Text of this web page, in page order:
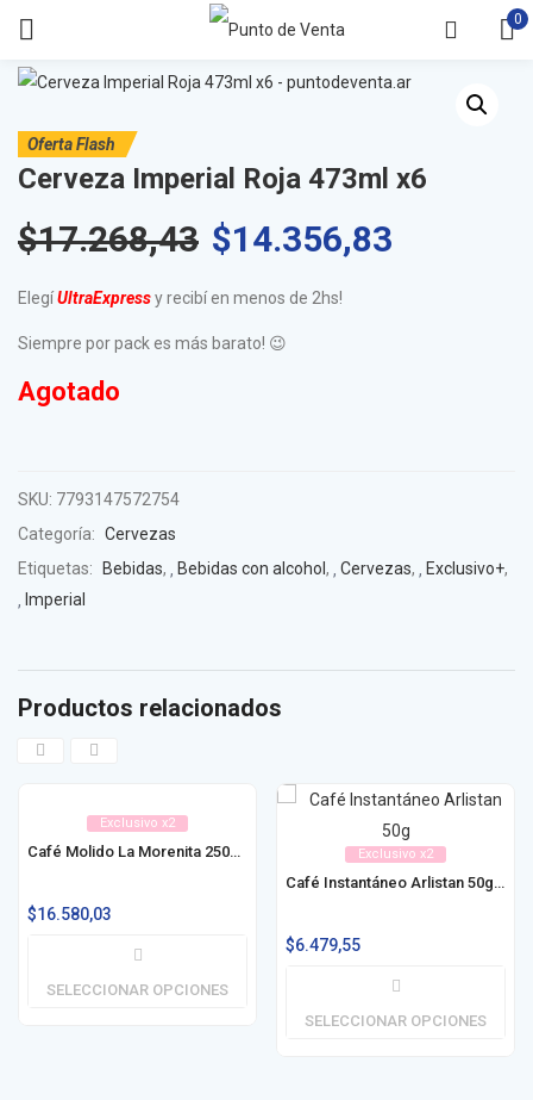
0
Oferta Flash
Cerveza Imperial Roja 473ml x6
$17.268,43 $14.356,83
ElegíUltraExpressy recibí en menos de 2hs!
Siempre por pack es más barato! 😉
Agotado
SKU: 7793147572754
Categoría: Cervezas
Etiquetas:
Bebidas, Bebidas con alcohol , Cervezas, Exclusivo+,
Imperial
Productos relacionados
Exclusivo x2
Café Molido La Morenita 250g / 500g
$16.580,03
SELECCIONAR OPCIONES
Exclusivo x2
Café Instantáneo Arlistan 50g / 100g
$6.479,55
SELECCIONAR OPCIONES